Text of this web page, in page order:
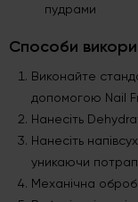
пудрами
Способи
Виконайте
допомогою Nail
Нанесіть
Нанесіть
уникаючи
Механічна